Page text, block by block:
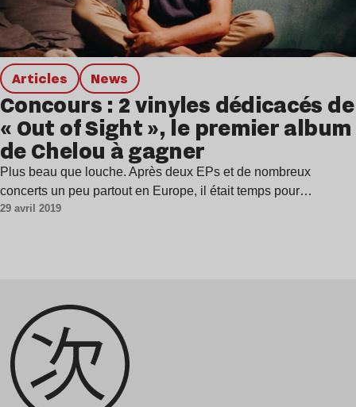
Articles news
Concours : 2 vinyles dédicacés de
« Out of Sight », le premier album
de Chelou à gagner
Plus beau que louche. Après deux EPs et de nombreux
concerts un peu partout en Europe, il était temps pour…
29 avril 2019